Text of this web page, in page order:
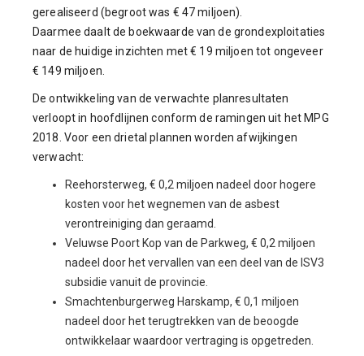
gerealiseerd (begroot was € 47 miljoen).
Daarmee daalt de boekwaarde van de grondexploitaties
naar de huidige inzichten met € 19 miljoen tot ongeveer
€ 149 miljoen.
De ontwikkeling van de verwachte planresultaten
verloopt in hoofdlijnen conform de ramingen uit het MPG
2018. Voor een drietal plannen worden afwijkingen
verwacht:
Reehorsterweg, € 0,2 miljoen nadeel door hogere
kosten voor het wegnemen van de asbest
verontreiniging dan geraamd.
Veluwse Poort Kop van de Parkweg, € 0,2 miljoen
nadeel door het vervallen van een deel van de ISV3
subsidie vanuit de provincie.
Smachtenburgerweg Harskamp, € 0,1 miljoen
nadeel door het terugtrekken van de beoogde
ontwikkelaar waardoor vertraging is opgetreden.